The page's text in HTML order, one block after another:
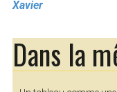
Xavier
Dans la